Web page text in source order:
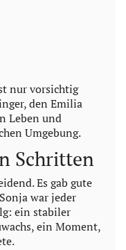
nur vorsichtig
den Emilia
Leben und
Umgebung.
Schritten
Es gab gute
war jeder
ein stabiler
ein Moment,